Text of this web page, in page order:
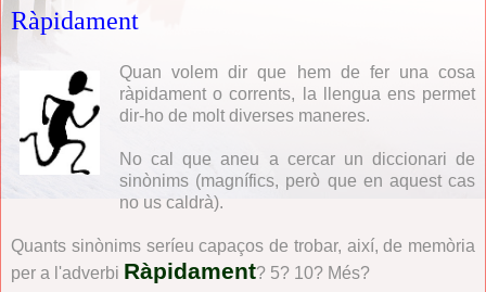
Ràpidament
Quan volem dir que hem de fer una cosa
ràpidament o corrents, la llengua ens permet
dir-ho de molt diverses maneres.
No cal que aneu a cercar un diccionari de
sinònims (magnífics, però que en aquest cas
no us caldrà).
Quants sinònims seríeu capaços de trobar, així, de memòria
per a l'adverbi Ràpidament? 5? 10? Més?